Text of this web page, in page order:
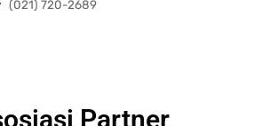
(021) 720-2689
Partner